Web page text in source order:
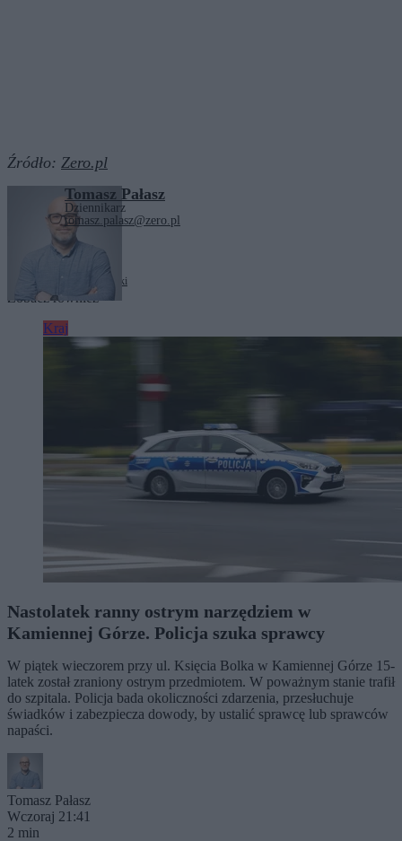
Źródło: Zero.pl
Tomasz Pałasz
Dziennikarz
tomasz.palasz@zero.pl
Wołodymyr Zełenski
Zobacz również
Kraj
Nastolatek ranny ostrym narzędziem w
Kamiennej Górze. Policja szuka sprawcy
W piątek wieczorem przy ul. Księcia Bolka w Kamiennej Górze 15-
latek został zraniony ostrym przedmiotem. W poważnym stanie trafił
do szpitala. Policja bada okoliczności zdarzenia, przesłuchuje
świadków i zabezpiecza dowody, by ustalić sprawcę lub sprawców
napaści.
Tomasz Pałasz
Wczoraj 21:41
2 min